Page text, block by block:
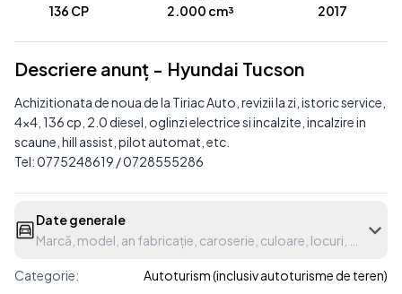
136 CP
2.000 cm³
2017
Descriere anunț - Hyundai Tucson
Achizitionata de noua de la Tiriac Auto, revizii la zi, istoric service,
4x4, 136 cp, 2.0 diesel, oglinzi electrice si incalzite, incalzire in
scaune, hill assist, pilot automat, etc.
Tel: 0775248619 / 0728555286
Date generale
Marcă, model, an fabricație, caroserie, culoare, locuri, etc.
Categorie:
Autoturism (inclusiv autoturisme de teren)